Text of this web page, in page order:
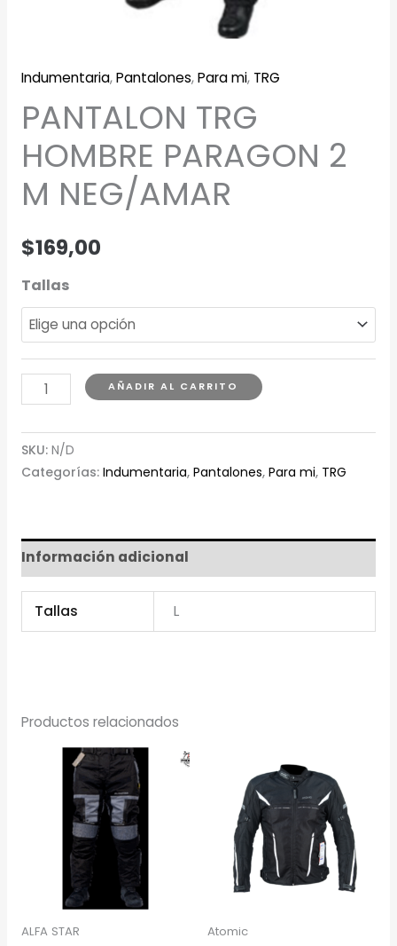
Indumentaria,Pantalones,Para mi, TRG
PANTALON TRG
HOMBRE PARAGON 2
M NEG/AMAR
$169,00
Tallas
PANTALON
TRG
HOMBRE
PARAGON
cantidad
AÑADIR AL CARRITO
SKU: N/D
Categorías: Indumentaria, Pantalones, Para mi, TRG
Información adicional
Tallas L
Productos relacionados
ALFA STAR Atomic